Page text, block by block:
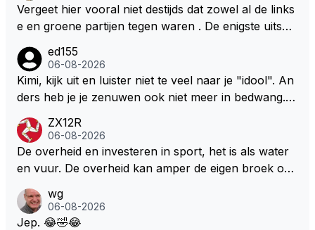
Vergeet hier vooral niet destijds dat zowel al de links
e en groene partijen tegen waren . De enigste uitspr
over dan kunnen ze hun eigen uitlaat gassen inade
men maar niet wetende was dat de F1 motor schone
r is dan een normale auto. Dus denk echt niet dat de
ters zullen steunen laat staan om een euro in het cir
cuit Zandvoort te steken
ed155
06-08-2026
Kimi, kijk uit en luister niet te veel naar je "idool". An
ders heb je je zenuwen ook niet meer in bedwang. Zi
Marquez/Jos ? Veel gezelliger
ZX12R
06-08-2026
De overheid en investeren in sport, het is als water
en vuur. De overheid kan amper de eigen broek oph
s. Je kunt de Staat het best vergelijken met de sherif
f van Nottinghem (Robin Hood) welk achter de bom
wg
06-08-2026
Jep. 😂🤣😂